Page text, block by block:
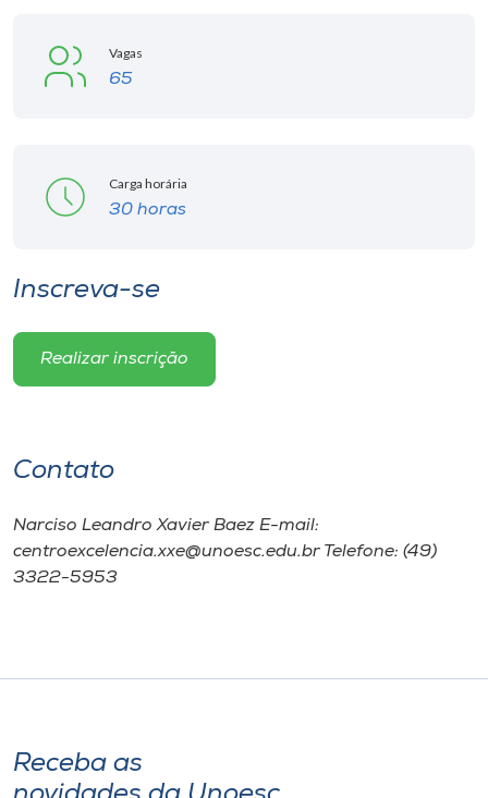
Vagas
65
Carga horária
30 horas
Inscreva-se
Realizar inscrição
Contato
Narciso Leandro Xavier Baez E-mail:
centroexcelencia.xxe@unoesc.edu.br Telefone: (49)
3322-5953
Receba as